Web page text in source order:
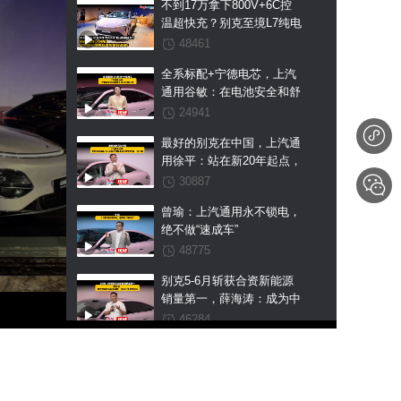
不到17万拿下800V+6C控
温超快充？别克至境L7纯电
这波国补预售权益价直接杀
48461
全系标配+宁德电芯，上汽
通用谷敏：在电池安全和舒
适上我们不搞区别
24941
最好的别克在中国，上汽通
用徐平：站在新20年起点，
至境L7纯电是我们交出的第
30887
曾瑜：上汽通用永不锁电，
绝不做“速成车”
48775
别克5-6月斩获合资新能源
销量第一，薛海涛：成为中
国市场新能源第一是我们未
46284